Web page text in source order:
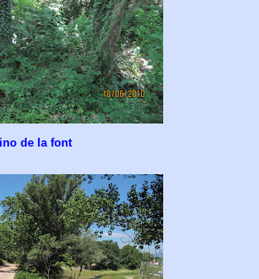
de la font